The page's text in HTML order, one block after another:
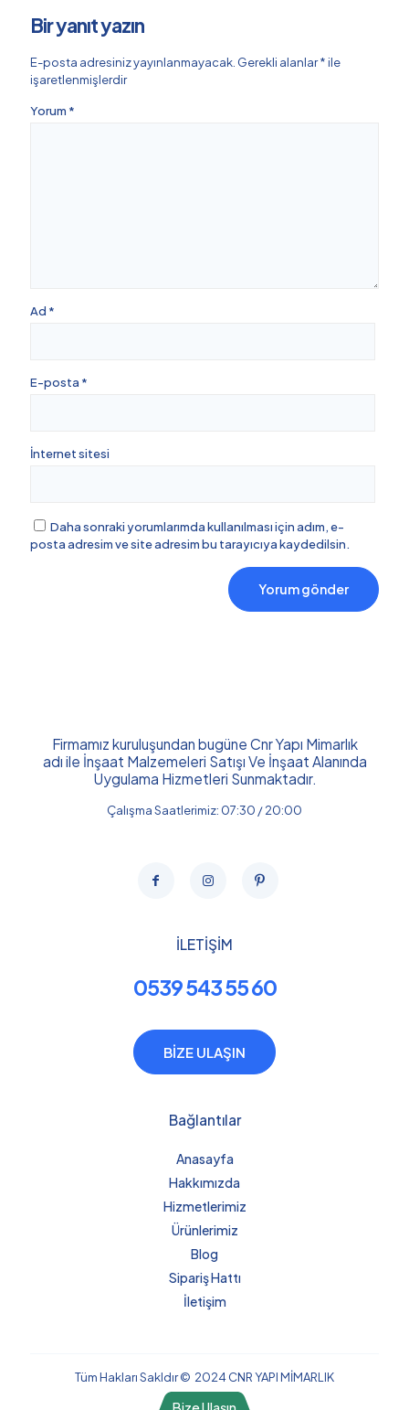
Bir yanıt yazın
E-posta adresiniz yayınlanmayacak. Gerekli alanlar*ile
işaretlenmişlerdir
Yorum *
Ad *
E-posta *
İnternet sitesi
Daha sonraki yorumlarımda kullanılması için adım, e-
posta adresim ve site adresim bu tarayıcıya kaydedilsin.
Firmamız kuruluşundan bugüne Cnr Yapı Mimarlık
adı ile İnşaat Malzemeleri Satışı Ve İnşaat Alanında
Uygulama Hizmetleri Sunmaktadır.
Çalışma Saatlerimiz: 07:30 / 20:00
İLETİŞİM
0539 543 55 60
BİZE ULAŞIN
Bağlantılar
Anasayfa
Hakkımızda
Hizmetlerimiz
Ürünlerimiz
Blog
Sipariş Hattı
İletişim
Tüm Hakları Sakldır © 2024 CNR YAPI MİMARLIK